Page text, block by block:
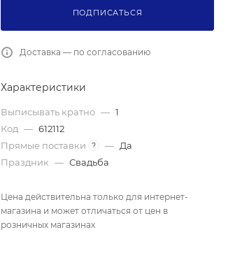
ПОДПИСАТЬСЯ
Доставка — по согласованию
Характеристики
Выписывать кратно — 1
Код — 612112
Прямые поставки
? — Да
Праздник — Свадьба
Цена действительна только для интернет-
магазина и может отличаться от цен в
розничных магазинах